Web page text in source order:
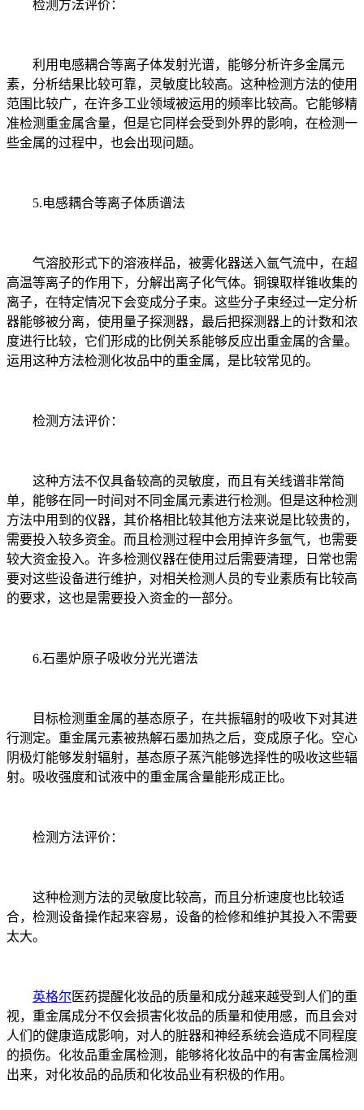
检测方法评价：
利用电感耦合等离子体发射光谱，能够分析许多金属元
素，分析结果比较可靠，灵敏度比较高。这种检测方法的使用
范围比较广，在许多工业领域被运用的频率比较高。它能够精
准检测重金属含量，但是它同样会受到外界的影响，在检测一
些金属的过程中，也会出现问题。
5.电感耦合等离子体质谱法
气溶胶形式下的溶液样品，被雾化器送入氩气流中，在超
高温等离子的作用下，分解出离子化气体。铜镍取样锥收集的
离子，在特定情况下会变成分子束。这些分子束经过一定分析
器能够被分离，使用量子探测器，最后把探测器上的计数和浓
度进行比较，它们形成的比例关系能够反应出重金属的含量。
运用这种方法检测化妆品中的重金属，是比较常见的。
检测方法评价：
这种方法不仅具备较高的灵敏度，而且有关线谱非常简
单，能够在同一时间对不同金属元素进行检测。但是这种检测
方法中用到的仪器，其价格相比较其他方法来说是比较贵的，
需要投入较多资金。而且检测过程中会用掉许多氩气，也需要
较大资金投入。许多检测仪器在使用过后需要清理，日常也需
要对这些设备进行维护，对相关检测人员的专业素质有比较高
的要求，这也是需要投入资金的一部分。
6.石墨炉原子吸收分光光谱法
目标检测重金属的基态原子，在共振辐射的吸收下对其进
行测定。重金属元素被热解石墨加热之后，变成原子化。空心
阴极灯能够发射辐射，基态原子蒸汽能够选择性的吸收这些辐
射。吸收强度和试液中的重金属含量能形成正比。
检测方法评价：
这种检测方法的灵敏度比较高，而且分析速度也比较适
合，检测设备操作起来容易，设备的检修和维护其投入不需要
太大。
英格尔 医药提醒化妆品的质量和成分越来越受到人们的重
视，重金属成分不仅会损害化妆品的质量和使用感，而且会对
人们的健康造成影响，对人的脏器和神经系统会造成不同程度
的损伤。化妆品重金属检测，能够将化妆品中的有害金属检测
出来，对化妆品的品质和化妆品业有积极的作用。